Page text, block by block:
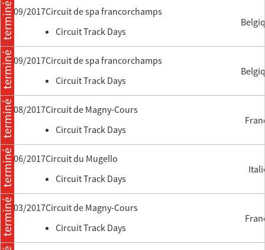
terminé
12/09/2017 circuit de spa francorchamps
Circuit Track Days
terminé
11/09/2017 circuit de spa francorchamps
Circuit Track Days
terminé
30/08/2017 circuit de Magny-Cours
Circuit Track Days
terminé
06/06/2017 circuit du Mugello
Circuit Track Days
terminé
31/03/2017 circuit de Magny-Cours
Circuit Track Days